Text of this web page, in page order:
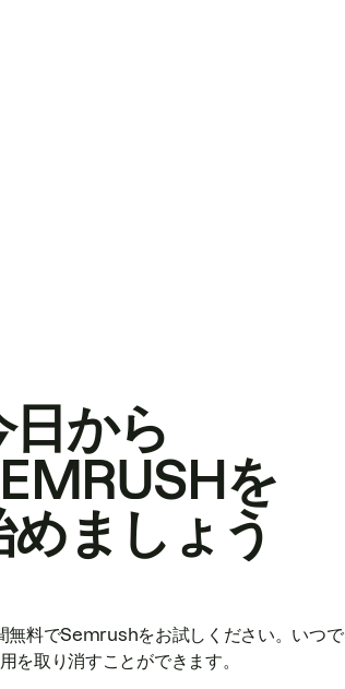
日から
を
めましょう
無料でSemrushをお試しください。いつ
を取り消すことができます。